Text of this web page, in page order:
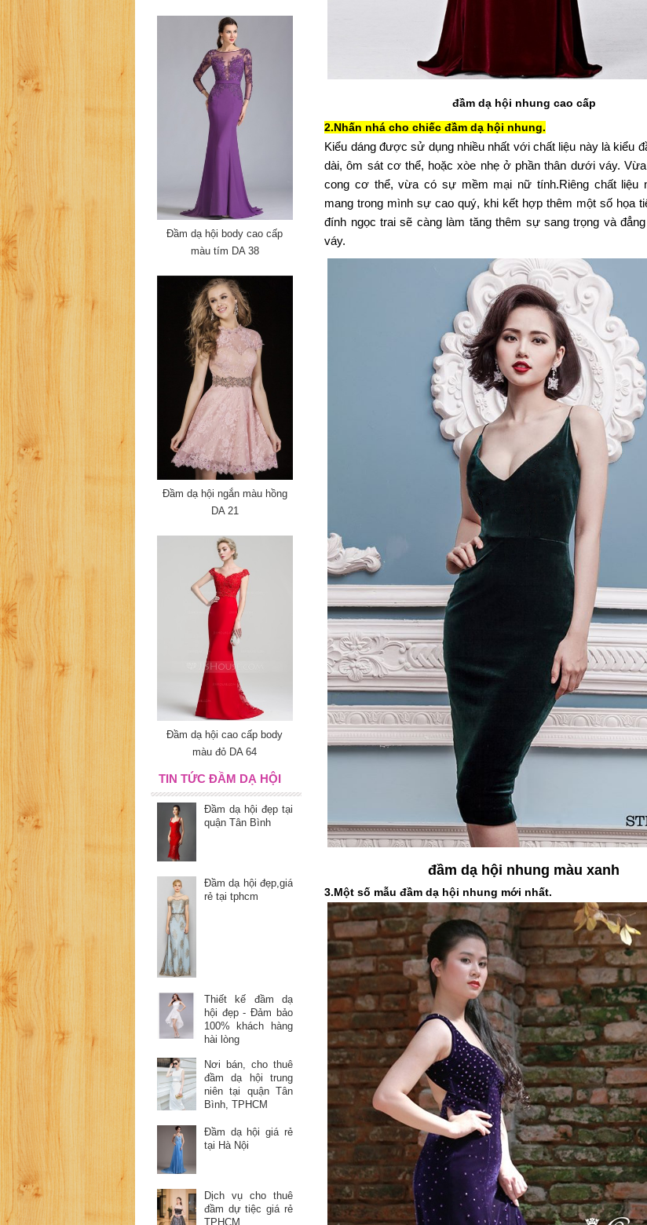
đầm dạ hội nhung cao cấp
2.Nhấn nhá cho chiếc đầm dạ hội nhung.
Kiểu dáng được sử dụng nhiều nhất với chất liệu này là kiểu
dài, ôm sát cơ thể, hoặc xòe nhẹ ở phần thân dưới váy.
cong cơ thể, vừa có sự mềm mại nữ tính.Riêng chất liệu
mang trong mình sự cao quý, khi kết hợp thêm một số họa
đính ngọc trai sẽ càng làm tăng thêm sự sang trọng và
váy.
đầm dạ hội nhung màu xanh
3.Một số mẫu đầm dạ hội nhung mới nhất.
Đầm dạ hội body cao cấp
màu tím DA 38
Đầm dạ hội ngắn màu hồng
DA 21
Đầm dạ hội cao cấp body
màu đỏ DA 64
TIN TỨC ĐẦM DẠ HỘI
Đầm dạ hội đẹp tại
quận Tân Bình
Đầm dạ hội đẹp,giá
rẻ tại tphcm
Thiết kế đầm dạ
hội đẹp - Đảm bảo
100% khách hàng
hài lòng
Nơi bán, cho thuê
đầm dạ hội trung
niên tại quận Tân
Bình, TPHCM
Đầm dạ hội giá rẻ
tại Hà Nội
Dịch vụ cho thuê
đầm dự tiệc giá rẻ
TPHCM